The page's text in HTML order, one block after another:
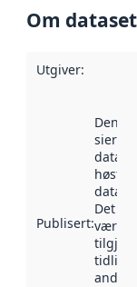
Om
Utgiver:
Publisert:
Denne
sier når
høstet
Det
vært
tidligere
andre